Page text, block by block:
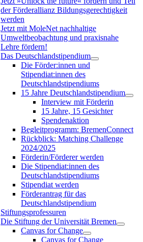
der Förderallianz Bildungsgerechtigkeit
werden
Jetzt mit MoleNet nachhaltige
Umweltbeobachtung und praxisnahe
Lehre fördern!
Das Deutschlandstipendium
Die Förder:innen und
Stipendiat:innen des
Deutschlandstipendiums
15 Jahre Deutschlandstipendium
Interview mit Förderin
15 Jahre, 15 Gesichter
Spendenaktion
Begleitprogramm: BremenConnect
Rückblick: Matching Challenge
2024/2025
Förderin/Förderer werden
Die Stipendiat:innen des
Deutschlandstipendiums
Stipendiat werden
Förderantrag für das
Deutschlandstipendium
Stiftungsprofessuren
Die Stiftung der Universität Bremen
Canvas for Change
Canvas for Change